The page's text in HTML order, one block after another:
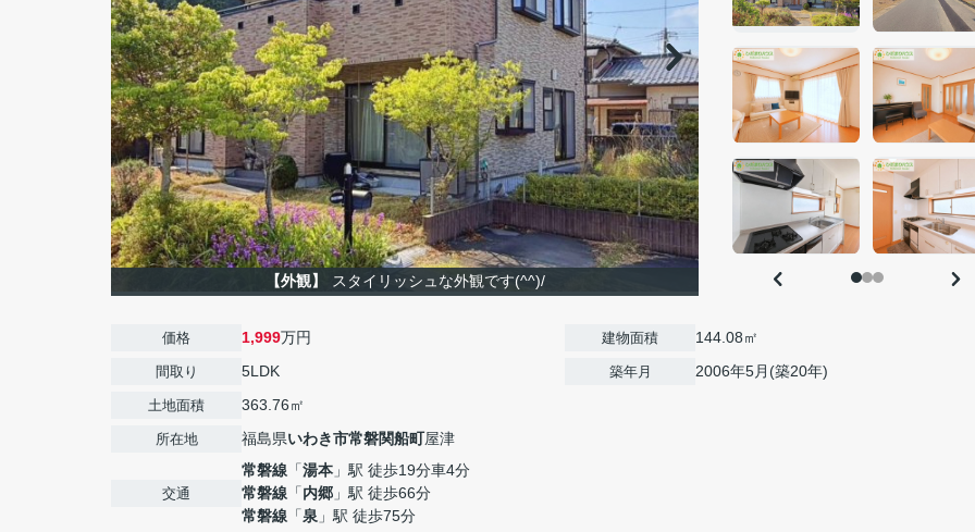
【外観】 スタイリッシュな外観です(^^)/
価格 1,999万円
間取り 5LDK
土地面積 363.76㎡
所在地 福島県いわき市常磐関船町屋津
交通
常磐線 「湯本 」駅 徒歩19分車4分
常磐線 「内郷 」駅 徒歩66分
常磐線 「泉 」駅 徒歩75分
建物面積 144.08㎡
築年月 2006年5月(築20年)